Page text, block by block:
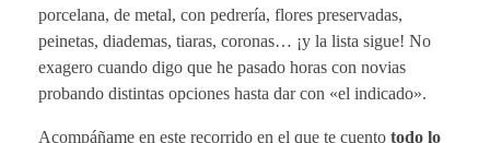
porcelana, de metal, con pedrería, flores preservadas,
peinetas, diademas, tiaras, coronas… ¡y la lista sigue! No
exagero cuando digo que he pasado horas con novias
probando distintas opciones hasta dar con «el indicado».
Acompáñame en este recorrido en el que te cuento todo lo